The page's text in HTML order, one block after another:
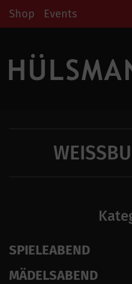
Shop Events
SPIELEABEND
MÄDELSABEND